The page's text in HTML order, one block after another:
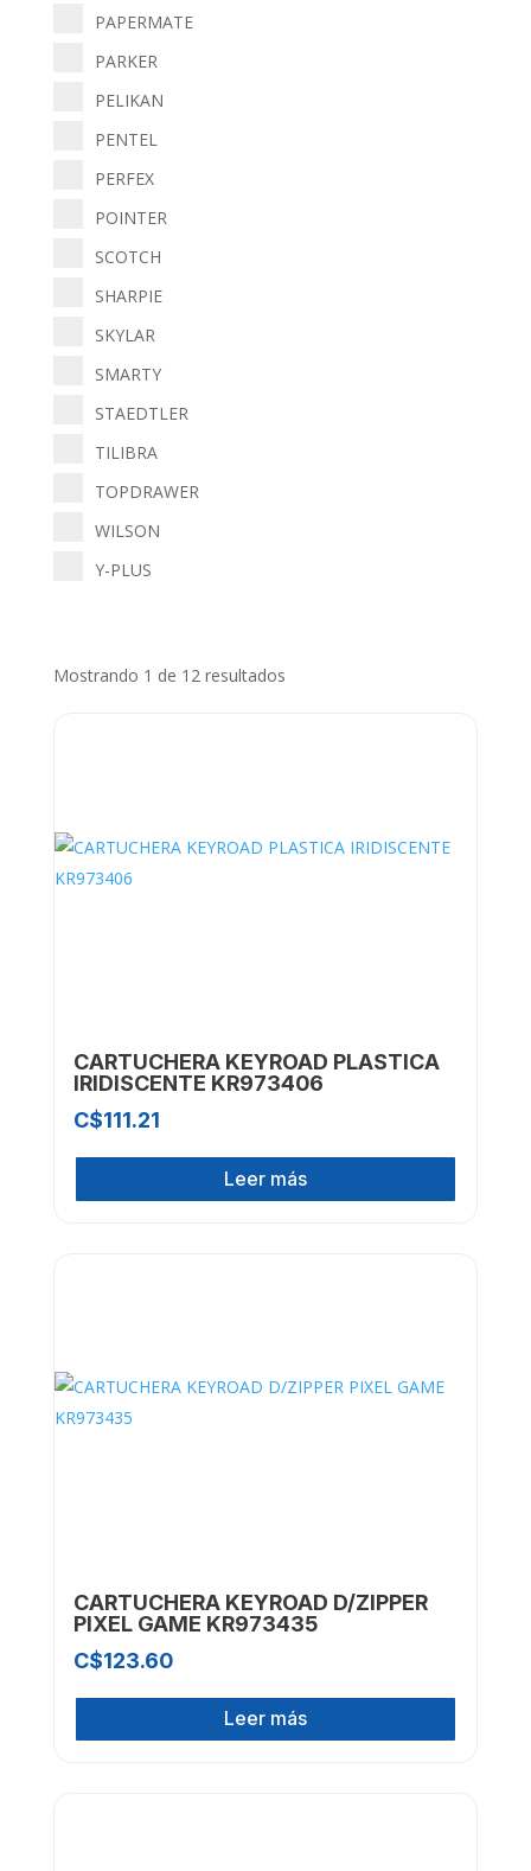
PAPERMATE
PARKER
PELIKAN
PENTEL
PERFEX
POINTER
SCOTCH
SHARPIE
SKYLAR
SMARTY
STAEDTLER
TILIBRA
TOPDRAWER
WILSON
Y-PLUS
Mostrando 1 de 12 resultados
CARTUCHERA KEYROAD PLASTICA
IRIDISCENTE KR973406
C$111.21
Leer más
CARTUCHERA KEYROAD D/ZIPPER
PIXEL GAME KR973435
C$123.60
Leer más